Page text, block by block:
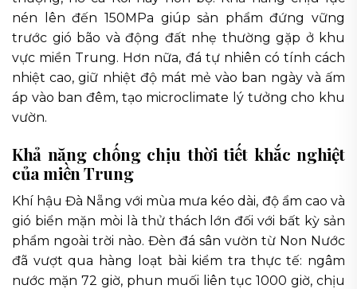
nén lên đến 150MPa giúp sản phẩm đứng vững
trước gió bão và động đất nhẹ thường gặp ở khu
vực miền Trung. Hơn nữa, đá tự nhiên có tính cách
nhiệt cao, giữ nhiệt độ mát mẻ vào ban ngày và ấm
áp vào ban đêm, tạo microclimate lý tưởng cho khu
vườn.
Khả năng chống chịu thời tiết khắc nghiệt
của miền Trung
Khí hậu Đà Nẵng với mùa mưa kéo dài, độ ẩm cao và
gió biển mặn mòi là thử thách lớn đối với bất kỳ sản
phẩm ngoài trời nào. Đèn đá sân vườn từ Non Nước
đã vượt qua hàng loạt bài kiểm tra thực tế: ngâm
nước mặn 72 giờ, phun muối liên tục 1000 giờ, chịu